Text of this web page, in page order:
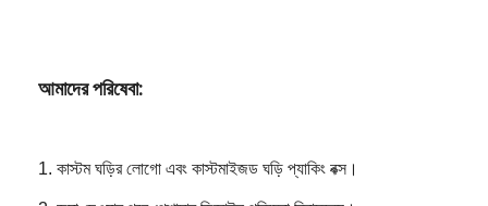
আমাদের পরিষেবা:
1. কাস্টম ঘড়ির লোগো এবং কাস্টমাইজড ঘড়ি প্যাকিং বক্স।